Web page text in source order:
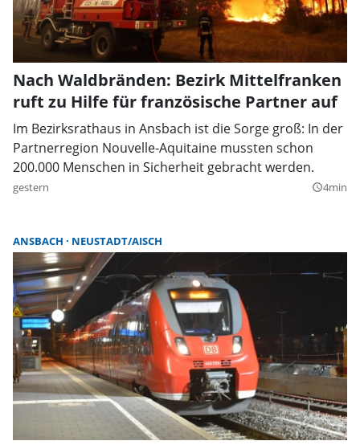
Nach Waldbränden: Bezirk Mittelfranken
ruft zu Hilfe für französische Partner auf
Im Bezirksrathaus in Ansbach ist die Sorge groß: In der
Partnerregion Nouvelle-Aquitaine mussten schon
200.000 Menschen in Sicherheit gebracht werden.
gestern query_builder4min
ANSBACH NEUSTADT/AISCH